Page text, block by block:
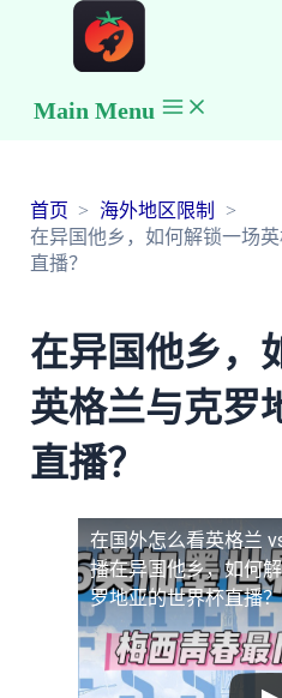
Main Menu
首页
海外地区限制
在异国他乡，如何解锁一场
直播？
在异国他乡，
英格兰与克罗
直播？
在国外怎么看英格兰
播在异国他乡，如何
罗地亚的世界杯直播？